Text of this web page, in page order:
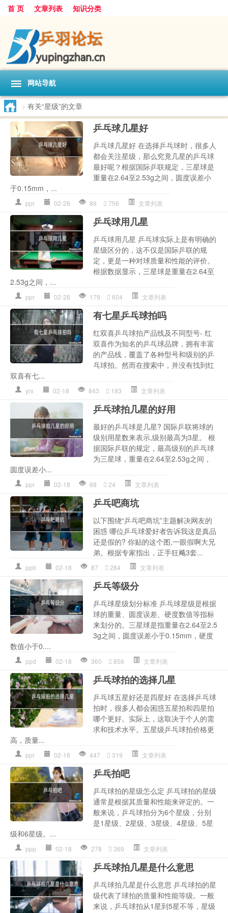
首 页 文章列表 知识分类
网站导航
> 有关“星级”的文章
乒乓球几星好
乒乓球几星好 在选择乒乓球时，很多人
都会关注星级，那么究竟几星的乒乓球
最好呢？根据国际乒联规定，三星球是
重量在2.64至2.53g之间，圆度误差小
于0.15mm，...
ppr 02-28 89 756 文章列表
乒乓球用几星
乒乓球用几星 乒乓球实际上是有明确的
星级区分的，这不仅是国际乒联的规
定，更是一种对球质量和性能的评价。
根据数据显示，三星球是重量在2.64至
2.53g之间，...
ppr 02-28 179 604 文章列表
有七星乒乓球拍吗
红双喜乒乓球拍产品线及不同型号- 红
双喜作为知名的乒乓球品牌，拥有丰富
的产品线，覆盖了各种型号和级别的乒
乓球拍。然而在搜索中，并没有找到红
双喜有七...
yrx 02-18 843 183 文章列表
乒乓球拍几星的好用
最好的乒乓球是几星? 国际乒联将球的
级别用星数来表示,级别最高为3星。 根
据国际乒联的规定，最高级别的乒乓球
为三星球，重量在2.64至2.53g之间，
圆度误差小...
ppr 02-18 68 24 文章列表
乒乓吧商坑
以下围绕“乒乓吧商坑”主题解决网友的
困惑 哪位乒乓球爱好者告诉我这是真品
还是假的? 你贴的这个图,一眼假啊大兄
弟。根据专家指出，正手狂飚3套...
ppb 02-18 87 284 文章列表
乒乓等级分
乒乓球星级划分标准 乒乓球星级是根据
球的重量、圆度误差、硬度数值等指标
来划分的。三星球是指重量在2.64至2.5
3g之间，圆度误差小于0.15mm，硬度
数值小于0....
ppd 02-18 360 856 文章列表
乒乓球拍的选择几星
乒乓球五星好还是四星好 在选择乒乓球
拍时，很多人都会困惑五星拍和四星拍
哪个更好。实际上，这取决于个人的需
求和技术水平。五星级乒乓球拍价格更
高，质量...
ppr 02-18 447 319 文章列表
乒乓拍吧
乒乓球拍的星级怎么定 乒乓球拍的星级
通常是根据其质量和性能来评定的。一
般来说，乒乓球拍分为6个星级，分别
是1星级、2星级、3星级、4星级、5星
级和6星级。...
ppp 02-18 278 369 文章列表
乒乓球拍几星是什么意思
乒乓球拍几星是什么意思 乒乓球拍的星
级代表了球拍的质量和性能等级。一般
来说，乒乓球拍从1星到5星不等，星级